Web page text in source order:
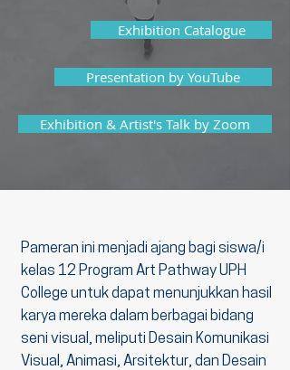
Exhibition Catalogue
Presentation by YouTube
Exhibition & Artist's Talk by Zoom
Pameran ini menjadi ajang bagi siswa/i
kelas 12 Program Art Pathway UPH
College untuk dapat menunjukkan hasil
karya mereka dalam berbagai bidang
seni visual, meliputi Desain Komunikasi
Visual, Animasi, Arsitektur, dan Desain